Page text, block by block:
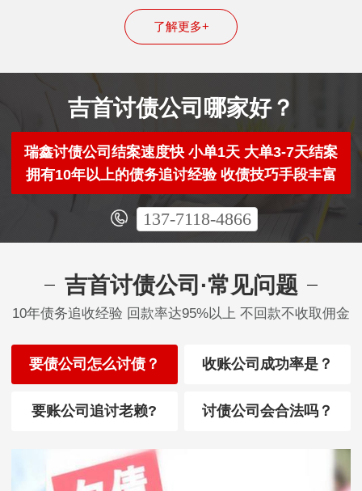
了解更多+
吉首讨债公司哪家好？
瑞鑫讨债公司结案速度快 小单1天 大单3-7天结案
拥有10年以上的债务追讨经验 收债技巧手段丰富
137-7118-4866
吉首讨债公司·常见问题
10年债务追收经验 回款率达95%以上 不回款不收取佣金
要债公司怎么讨债？ 收账公司成功率是？
要账公司追讨老赖? 讨债公司会合法吗？